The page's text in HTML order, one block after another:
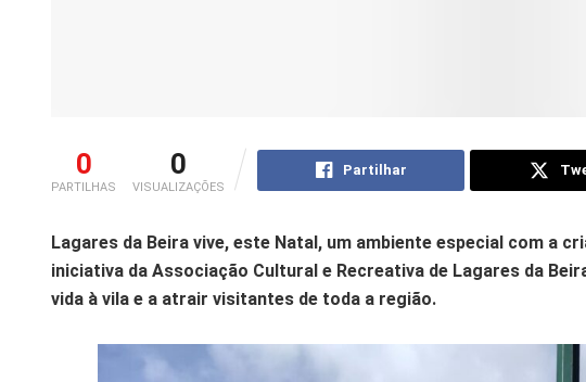
0
PARTILHAS
0
VISUALIZAÇÕES
Partilhar
Lagares da Beira vive, este Natal, um ambiente especial com a
iniciativa da Associação Cultural e Recreativa de Lagares da
vida à vila e a atrair visitantes de toda a região.